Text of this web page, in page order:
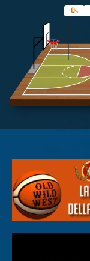
0